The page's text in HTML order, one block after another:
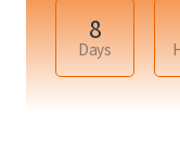
8
Days